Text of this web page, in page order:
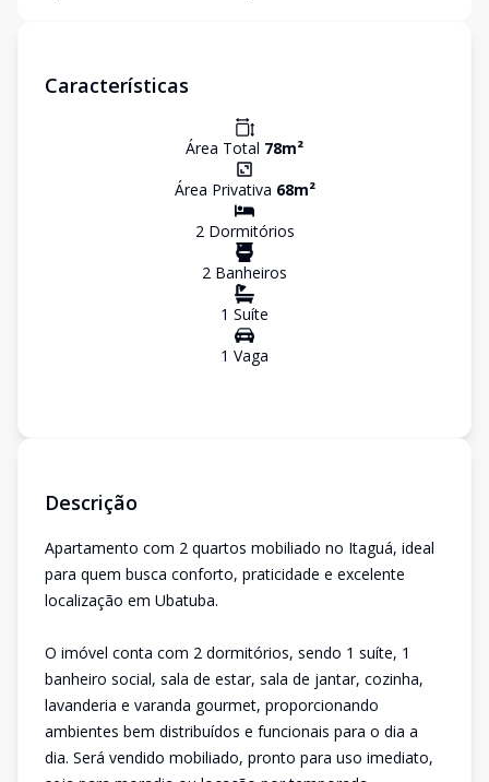
Características
Área Total 78m²
Área Privativa 68m²
2Dormitórios
2 Banheiros
1 Suíte
1 Vaga
Descrição
Apartamento com 2 quartos mobiliado no Itaguá, ideal
para quem busca conforto, praticidade e excelente
localização em Ubatuba.
O imóvel conta com 2 dormitórios, sendo 1 suíte, 1
banheiro social, sala de estar, sala de jantar, cozinha,
lavanderia e varanda gourmet, proporcionando
ambientes bem distribuídos e funcionais para o dia a
dia. Será vendido mobiliado, pronto para uso imediato,